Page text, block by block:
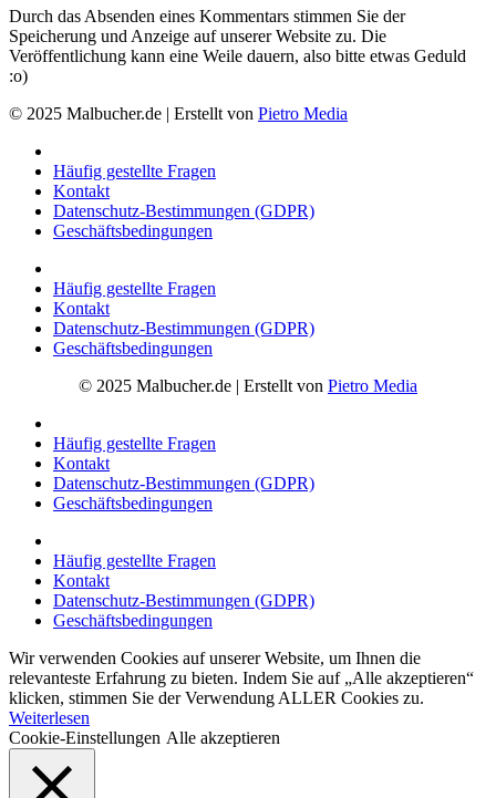
Durch das Absenden eines Kommentars stimmen Sie der
Speicherung und Anzeige auf unserer Website zu. Die
Veröffentlichung kann eine Weile dauern, also bitte etwas Geduld
:o)
© 2025 Malbucher.de | Erstellt von Pietro Media
Häufig gestellte Fragen
Kontakt
Datenschutz-Bestimmungen (GDPR)
Geschäftsbedingungen
Häufig gestellte Fragen
Kontakt
Datenschutz-Bestimmungen (GDPR)
Geschäftsbedingungen
© 2025 Malbucher.de | Erstellt von Pietro Media
Häufig gestellte Fragen
Kontakt
Datenschutz-Bestimmungen (GDPR)
Geschäftsbedingungen
Häufig gestellte Fragen
Kontakt
Datenschutz-Bestimmungen (GDPR)
Geschäftsbedingungen
Wir verwenden Cookies auf unserer Website, um Ihnen die
relevanteste Erfahrung zu bieten. Indem Sie auf „Alle akzeptieren“
klicken, stimmen Sie der Verwendung ALLER Cookies zu.
Weiterlesen
Cookie-Einstellungen Alle akzeptieren